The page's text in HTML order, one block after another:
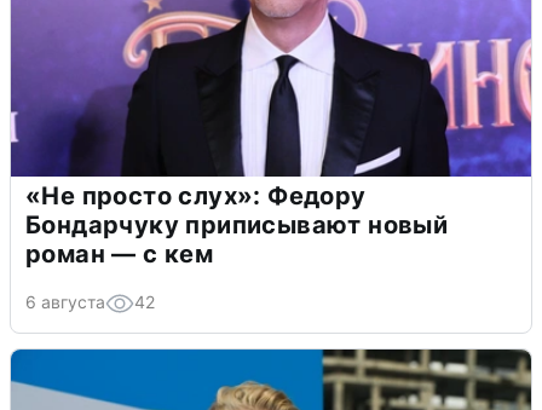
«Не просто слух»: Федору
Бондарчуку приписывают новый
роман — с кем
6 августа 42